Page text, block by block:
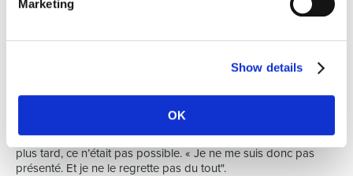
Marketing
Show details
OK
candidats ont autres choses à faire que de postuler, ils ont
toujours leur emploi actuel, une famille et une vie sociale riche.
On pense souvent que les candidats sont disponibles à tout
moment, alors que les recruteurs ont un agenda plus restreint.
Un candidat de l'enquête a reçu une invitation 24 heures à
l'avance ; « C'était aussi à une heure et demie de route. Je n'ai
pas vraiment réussi à régler ce problème dans un délai aussi
court. » Lorsqu'elle a demandé si cela pouvait être fait un peu
plus tard, ce n’était pas possible. « Je ne me suis donc pas
présenté. Et je ne le regrette pas du tout".